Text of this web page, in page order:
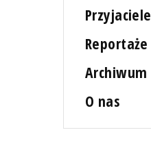
Przyjaciele
Reportaże
Archiwum
O nas